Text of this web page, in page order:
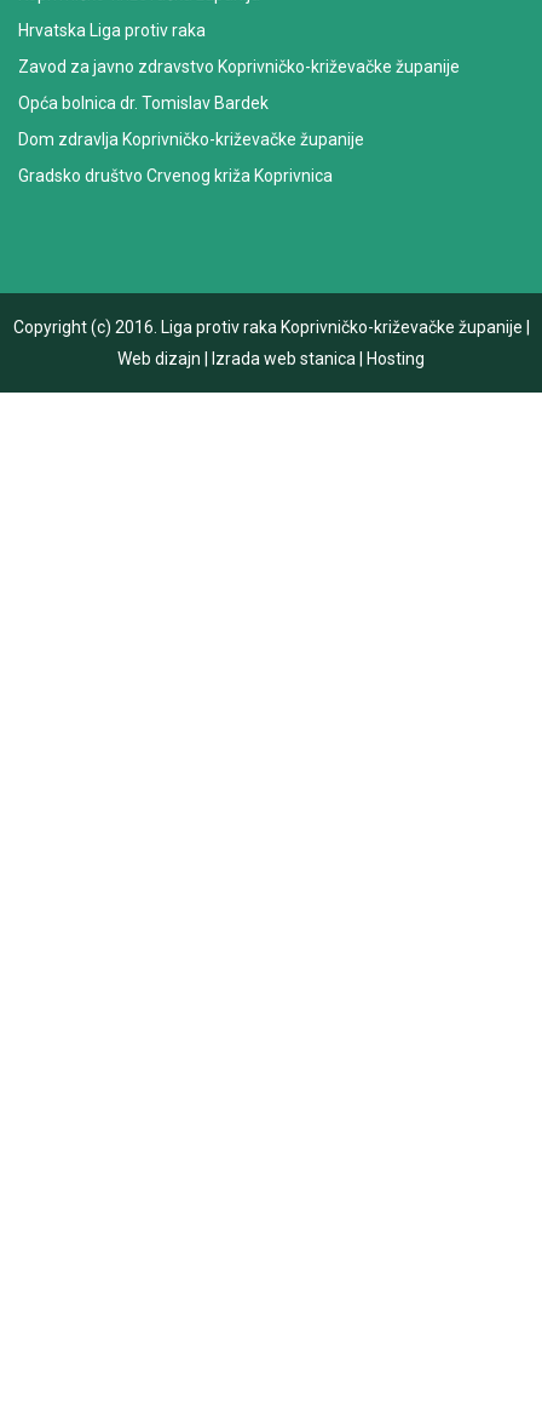
Hrvatska Liga protiv raka
Zavod za javno zdravstvo Koprivničko-križevačke županije
Opća bolnica dr. Tomislav Bardek
Dom zdravlja Koprivničko-križevačke županije
Gradsko društvo Crvenog križa Koprivnica
Copyright (c) 2016. Liga protiv raka Koprivničko-križevačke županije
Web dizajn
Izrada web stanica Hosting